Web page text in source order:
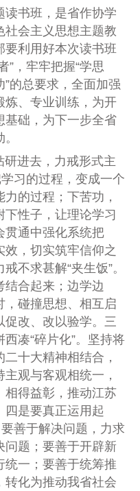
书班，是省作协学
社会主义思想主题教
要利用好本次读书班
”，牢牢把握“学思
的总要求，全面加强
炼、专业训练，为开
基础，为下一步全省
进去，力戒形式主
习的过程，变成一个
的过程；下苦功，
性子，让理论学习
贯通中强化系统把
，切实筑牢信仰之
不求甚解“夹生饭”。
结合起来；边学边
，碰撞思想、相互启
促改、改以验学。三
凑“碎片化”。坚持将
十大精神相结合，
观与客观相统一，
相得益彰，推动江苏
四是要真正运用起
善于解决问题，力求
问题；要善于开辟新
统一；要善于统筹推
转化为推动我省社会